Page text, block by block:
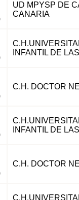
UD MPYSP DE
CANARIA
INFANTIL DE
C.H. DOCTOR
INFANTIL DE
C.H. DOCTOR